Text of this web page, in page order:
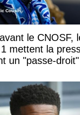
le CNOSF,
mettent la
un "passe-droit"